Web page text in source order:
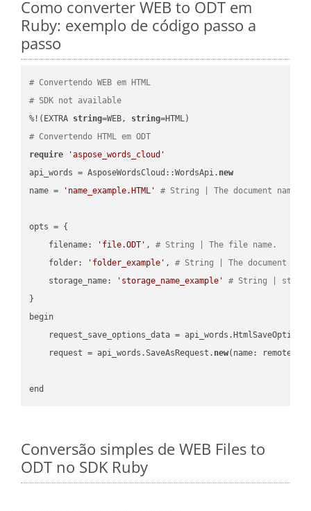
Como converter WEB to ODT em
Ruby: exemplo de código passo a
passo
# Convertendo WEB em HTML
# SDK not available
%!(EXTRA string=WEB, string
# Convertendo HTML em ODT
require
'aspose_words_cloud'
api_words = AsposeWordsCloud::WordsApi. new
name =
'name_example.HTML' # String | The document name.
opts = {
    filename:
'file.ODT' , # String | The file name.
    folder:
'folder_example' , # String | The document
    storage_name:
'storage_name_example'
# String |
}
begin
request_save_options_data =
    request = api_words.SaveAsRequest.
new(name:
Conversão simples de WEB Files to
ODT no SDK Ruby